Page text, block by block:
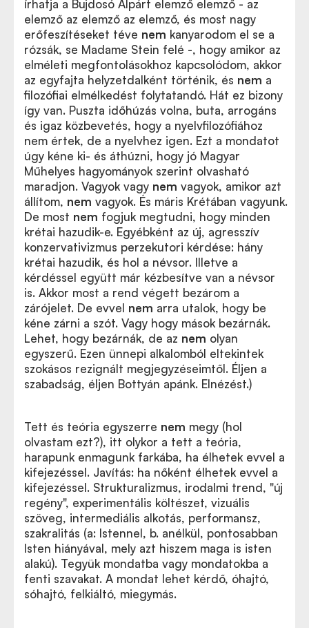
írhatja a Bujdosó Alpárt elemző elemző - az
elemző az elemző az elemző, és most nagy
erőfeszítéseket téve nem kanyarodom el se a
rózsák, se Madame Stein felé -, hogy amikor az
elméleti megfontolásokhoz kapcsolódom, akkor
az egyfajta helyzetdalként történik, és nem a
filozófiai elmélkedést folytatandó. Hát ez bizony
így van. Puszta időhúzás volna, buta, arrogáns
és igaz közbevetés, hogy a nyelvfilozófiához
nem értek, de a nyelvhez igen. Ezt a mondatot
úgy kéne ki- és áthúzni, hogy jó Magyar
Műhelyes hagyományok szerint olvasható
maradjon. Vagyok vagy nem vagyok, amikor azt
állítom, nem vagyok. És máris Krétában vagyunk.
De most nem fogjuk megtudni, hogy minden
krétai hazudik-e. Egyébként az új, agresszív
konzervativizmus perzekutori kérdése: hány
krétai hazudik, és hol a névsor. Illetve a
kérdéssel együtt már kézbesítve van a névsor
is. Akkor most a rend végett bezárom a
zárójelet. De evvel nem arra utalok, hogy be
kéne zárni a szót. Vagy hogy mások bezárnák.
Lehet, hogy bezárnák, de az nem olyan
egyszerű. Ezen ünnepi alkalomból eltekintek
szokásos rezignált megjegyzéseimtől. Éljen a
szabadság, éljen Bottyán apánk. Elnézést.)
Tett és teória egyszerre nem megy (hol
olvastam ezt?), itt olykor a tett a teória,
harapunk enmagunk farkába, ha élhetek evvel a
kifejezéssel. Javítás: ha nőként élhetek evvel a
kifejezéssel. Strukturalizmus, irodalmi trend, "új
regény", experimentális költészet, vizuális
szöveg, intermediális alkotás, performansz,
szakralitás (a: Istennel, b. anélkül, pontosabban
Isten hiányával, mely azt hiszem maga is isten
alakú). Tegyük mondatba vagy mondatokba a
fenti szavakat. A mondat lehet kérdő, óhajtó,
sóhajtó, felkiáltó, miegymás.